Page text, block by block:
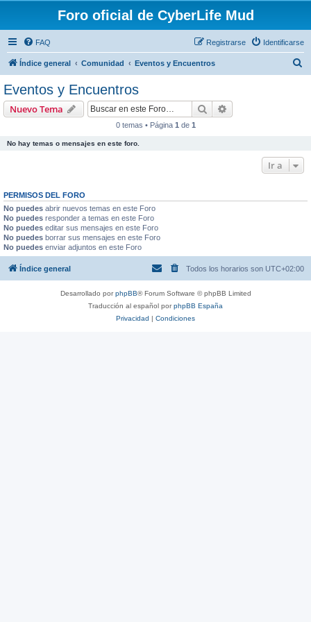
Foro oficial de CyberLife Mud
FAQ Identificarse
Registrarse
Índice general Comunidad Eventos y Encuentros
Eventos y Encuentros
Nuevo Tema Buscar
0 temas • Página 1 de 1
No hay temas o mensajes en este foro.
Ir a
PERMISOS DEL FORO
No puedes abrir nuevos temas en este Foro
No puedes responder a temas en este Foro
No puedes editar sus mensajes en este Foro
No puedes borrar sus mensajes en este Foro
No puedes enviar adjuntos en este Foro
Índice general Todos los horarios son UTC+02:00
Desarrollado porphpBB® Forum Software © phpBB Limited
Traducción al español porphpBB España
Privacidad | Condiciones